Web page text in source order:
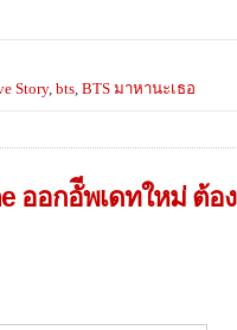
Story, bts, BTS มาหานะเธอ
ออกอัีพเดทใหม่ ต้อง